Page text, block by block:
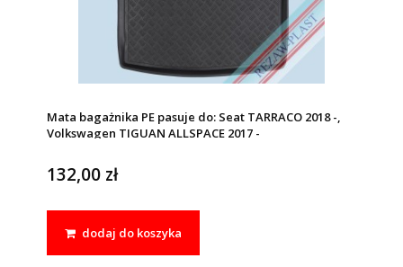
Mata bagażnika PE pasuje do: Seat TARRACO 2018 -,
Volkswagen TIGUAN ALLSPACE 2017 -
132,00 zł
dodaj do koszyka